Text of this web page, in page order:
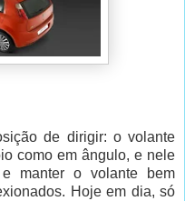
de dirigir: o volante
como em ângulo, e nele
manter o volante bem
Hoje em dia, só